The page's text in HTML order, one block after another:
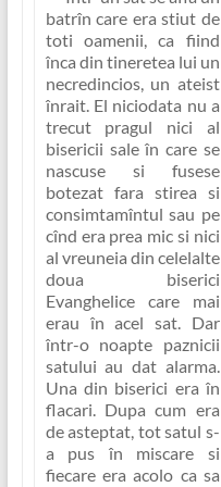
batrîn care era stiut de
toti oamenii, ca fiind
înca din tineretea lui un
necredincios, un ateist
înrait. El niciodata nu a
trecut pragul nici al
bisericii sale în care se
nascuse si fusese
botezat fara stirea si
consimtamîntul sau pe
cînd era prea mic si nici
al vreuneia din celelalte
doua biserici
Evanghelice care mai
erau în acel sat. Dar
într-o noapte paznicii
satului au dat alarma.
Una din biserici era în
flacari. Dupa cum era
de asteptat, tot satul s-
a pus în miscare si
fiecare era acolo ca sa